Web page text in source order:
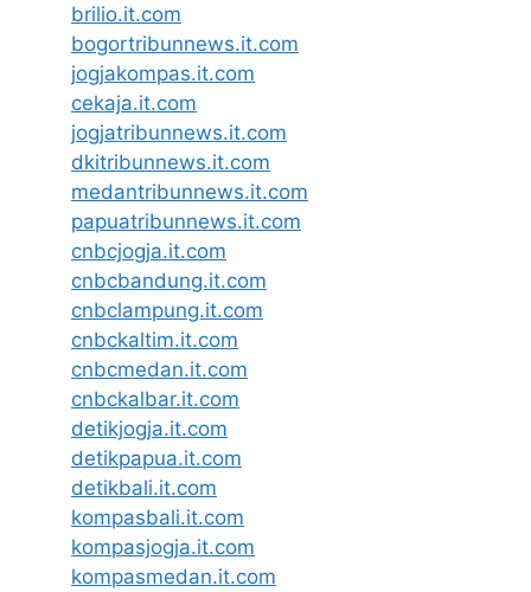
brilio.it.com
bogortribunnews.it.com
jogjakompas.it.com
cekaja.it.com
jogjatribunnews.it.com
dkitribunnews.it.com
medantribunnews.it.com
papuatribunnews.it.com
cnbcjogja.it.com
cnbcbandung.it.com
cnbclampung.it.com
cnbckaltim.it.com
cnbcmedan.it.com
cnbckalbar.it.com
detikjogja.it.com
detikpapua.it.com
detikbali.it.com
kompasbali.it.com
kompasjogja.it.com
kompasmedan.it.com